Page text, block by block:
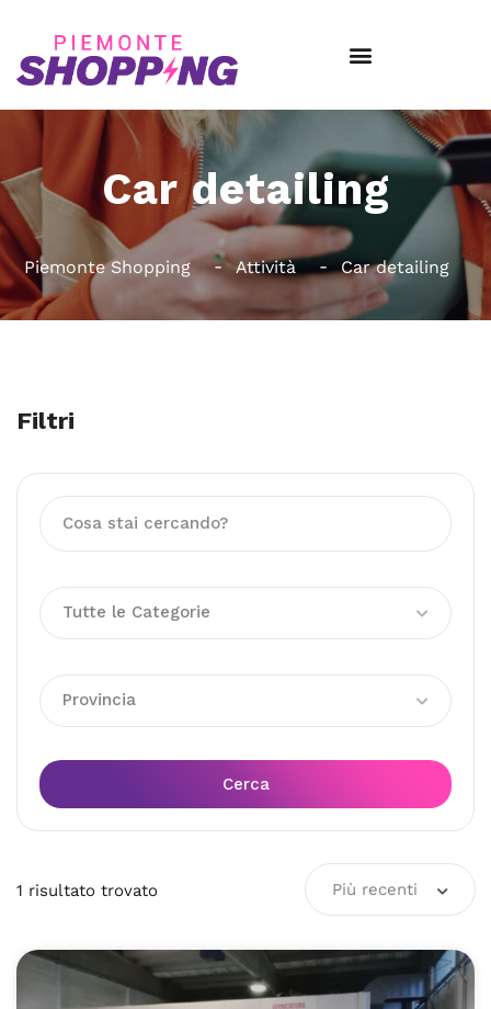
Car detailing
Piemonte Shopping Attività Car detailing
Filtri
Tutte le Categorie
Provincia
Cerca
1 risultato trovato Più recenti